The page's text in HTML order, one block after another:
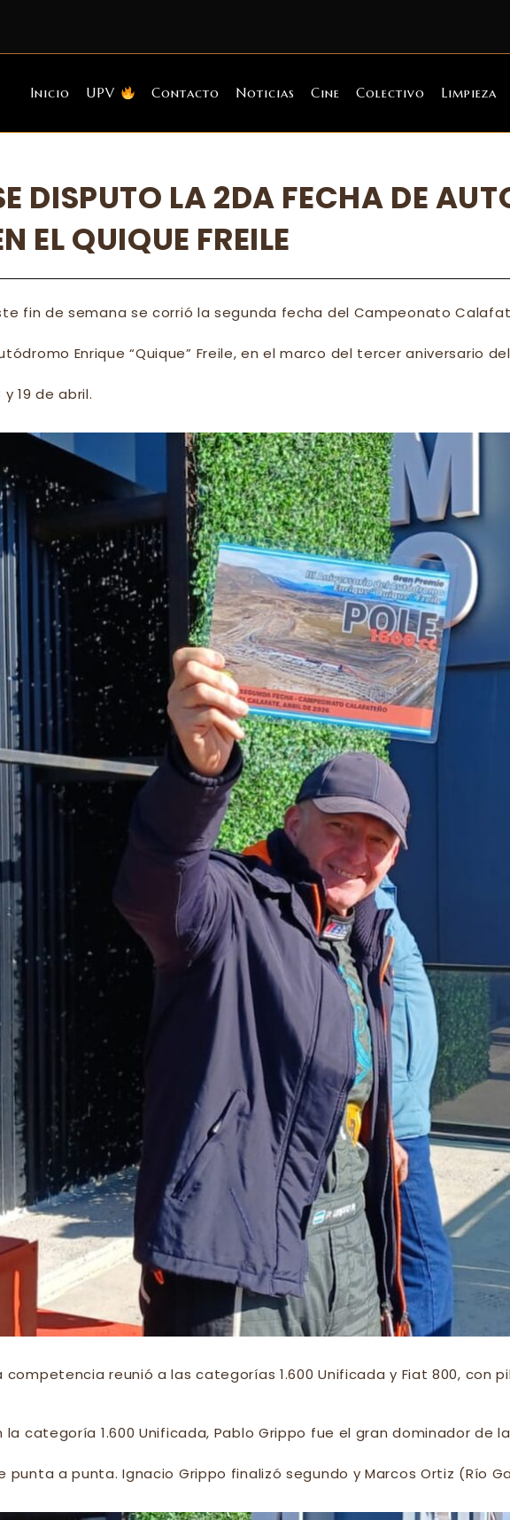
Inicio UPV Contacto Noticias Cine Colectivo Limpieza
DISPUTO LA 2DA FECHA DE
EL QUIQUE FREILE
fin de semana se corrió la segunda fecha del Campeonato
Enrique “Quique” Freile, en el marco del tercer aniversario
y 19 de abril.
competencia reunió a las categorías 1.600 Unificada y Fiat 800, con
la categoría 1.600 Unificada, Pablo Grippo fue el gran dominador de
punta a punta. Ignacio Grippo finalizó segundo y Marcos Ortiz (Río